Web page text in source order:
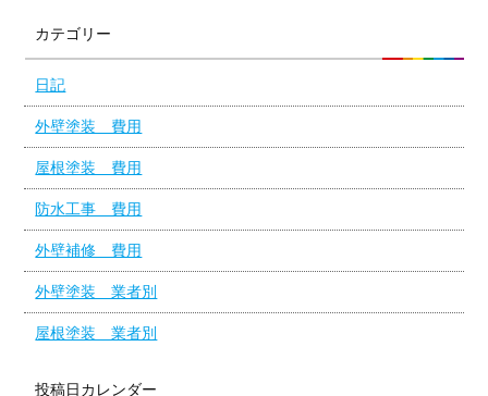
カテゴリー
日記
外壁塗装 費用
屋根塗装 費用
防水工事 費用
外壁補修 費用
外壁塗装 業者別
屋根塗装 業者別
投稿日カレンダー